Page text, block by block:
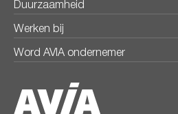
Duurzaamheid
Werken bij
Word AVIA ondernemer